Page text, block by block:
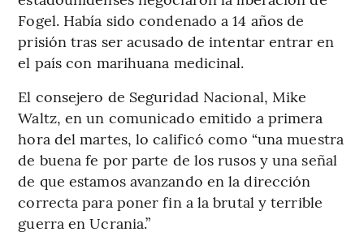
Fogel. Había sido condenado a 14 años de
prisión tras ser acusado de intentar entrar en
el país con marihuana medicinal.
El consejero de Seguridad Nacional, Mike
Waltz, en un comunicado emitido a primera
hora del martes, lo calificó como “una muestra
de buena fe por parte de los rusos y una señal
de que estamos avanzando en la dirección
correcta para poner fin a la brutal y terrible
guerra en Ucrania.”